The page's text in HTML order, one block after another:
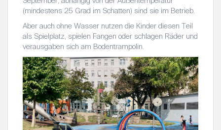
(mindestens 25 Grad im Schatten) sind sie im Betrieb.
Aber auch ohne Wasser nutzen die Kinder diesen Teil
als Spielplatz, spielen Fangen oder schlagen Räder und
verausgaben sich am Bodentrampolin.